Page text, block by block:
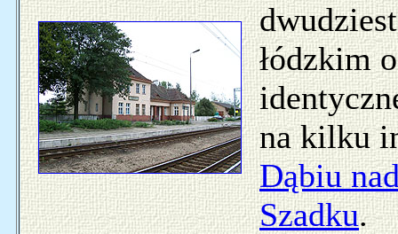
łódzkim
na kilku
Dąbiu
Szadku.